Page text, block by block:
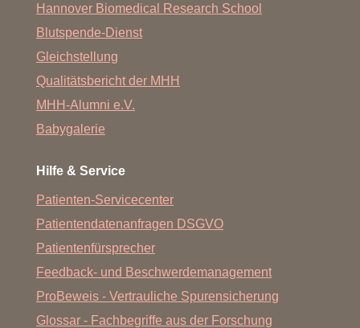
Hannover Biomedical Research School
Blutspende-Dienst
Gleichstellung
Qualitätsbericht der MHH
MHH-Alumni e.V.
Babygalerie
Hilfe & Service
Patienten-Servicecenter
Patientendatenanfragen DSGVO
Patientenfürsprecher
Feedback- und Beschwerdemanagement
ProBeweis - Vertrauliche Spurensicherung
Glossar - Fachbegriffe aus der Forschung